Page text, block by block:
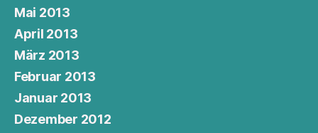
Mai 2013
April 2013
März 2013
Februar 2013
Januar 2013
Dezember 2012